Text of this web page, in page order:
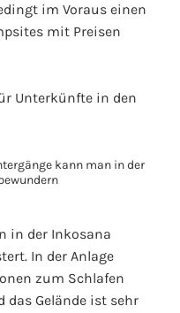
im Voraus einen
mit Preisen
Unterkünfte in den
in der Inkosana
In der Anlage
zum Schlafen
das Gelände ist sehr